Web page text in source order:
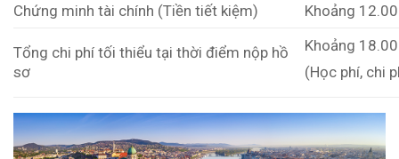
Chứng minh tài chính (Tiền tiết kiệm)
Khoảng
Tổng chi phí tối thiểu tại thời điểm nộp hồ
sơ
Khoảng
(Học phí, chi